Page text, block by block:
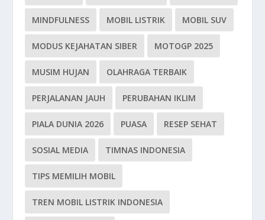
MINDFULNESS MOBIL LISTRIK MOBIL SUV
MODUS KEJAHATAN SIBER MOTOGP 2025
MUSIM HUJAN OLAHRAGA TERBAIK
PERJALANAN JAUH PERUBAHAN IKLIM
PIALA DUNIA 2026 PUASA RESEP SEHAT
SOSIAL MEDIA TIMNAS INDONESIA
TIPS MEMILIH MOBIL
TREN MOBIL LISTRIK INDONESIA